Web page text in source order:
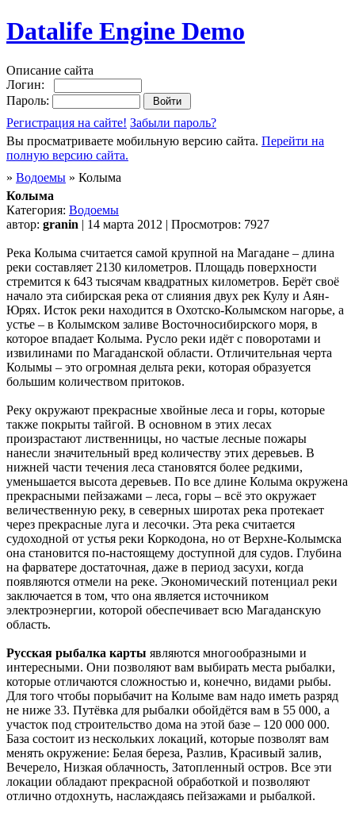
Datalife Engine Demo
Описание сайта
Логин:
Пароль:
Регистрация на сайте! Забыли пароль?
Вы просматриваете мобильную версию сайта. Перейти на
полную версию сайта.
» Водоемы » Колыма
Колыма
Категория: Водоемы
автор: granin | 14 марта 2012 | Просмотров: 7927
Река Колыма считается самой крупной на Магадане – длина
реки составляет 2130 километров. Площадь поверхности
стремится к 643 тысячам квадратных километров. Берёт своё
начало эта сибирская река от слияния двух рек Кулу и Аян-
Юрях. Исток реки находится в Охотско-Колымском нагорье, а
устье – в Колымском заливе Восточносибирского моря, в
которое впадает Колыма. Русло реки идёт с поворотами и
извилинами по Магаданской области. Отличительная черта
Колымы – это огромная дельта реки, которая образуется
большим количеством притоков.
Реку окружают прекрасные хвойные леса и горы, которые
также покрыты тайгой. В основном в этих лесах
произрастают лиственницы, но частые лесные пожары
нанесли значительный вред количеству этих деревьев. В
нижней части течения леса становятся более редкими,
уменьшается высота деревьев. По все длине Колыма окружена
прекрасными пейзажами – леса, горы – всё это окружает
величественную реку, в северных широтах река протекает
через прекрасные луга и лесочки. Эта река считается
судоходной от устья реки Коркодона, но от Верхне-Колымска
она становится по-настоящему доступной для судов. Глубина
на фарватере достаточная, даже в период засухи, когда
появляются отмели на реке. Экономический потенциал реки
заключается в том, что она является источником
электроэнергии, которой обеспечивает всю Магаданскую
область.
Русская рыбалка карты являются многообразными и
интересными. Они позволяют вам выбирать места рыбалки,
которые отличаются сложностью и, конечно, видами рыбы.
Для того чтобы порыбачит на Колыме вам надо иметь разряд
не ниже 33. Путёвка для рыбалки обойдётся вам в 55 000, а
участок под строительство дома на этой базе – 120 000 000.
База состоит из нескольких локаций, которые позволят вам
менять окружение: Белая береза, Разлив, Красивый залив,
Вечерело, Низкая облачность, Затопленный остров. Все эти
локации обладают прекрасной обработкой и позволяют
отлично отдохнуть, наслаждаясь пейзажами и рыбалкой.